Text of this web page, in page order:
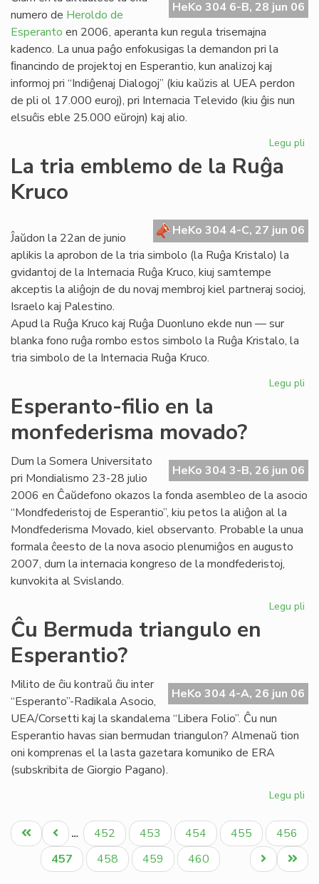
HeKo 304 6-B, 28 jun 06
numero de Heroldo de
Esperanto en 2006, aperanta kun regula trisemajna
kadenco. La unua paĝo enfokusigas la demandon pri la
ﬁnancindo de projektoj en Esperantio, kun analizoj kaj
informoj pri “Indiĝenaj Dialogoj” (kiu kaŭzis al UEA perdon
de pli ol 17.000 euroj), pri Internacia Televido (kiu ĝis nun
elsuĉis eble 25.000 eŭrojn) kaj alio.
Legu pli
La tria emblemo de la Ruĝa
Kruco
HeKo 304 4-C, 27 jun 06
Ĵaŭdon la 22an de junio
aplikis la aprobon de la tria simbolo (la Ruĝa Kristalo) la
gvidantoj de la Internacia Ruĝa Kruco, kiuj samtempe
akceptis la aliĝojn de du novaj membroj kiel partneraj socioj,
Israelo kaj Palestino.
Apud la Ruĝa Kruco kaj Ruĝa Duonluno ekde nun — sur
blanka fono ruĝa rombo estos simbolo la Ruĝa Kristalo, la
tria simbolo de la Internacia Ruĝa Kruco.
Legu pli
la
Esperanto-filio en la
monfederisma movado?
HeKo 304 3-B, 26 jun 06
Dum la Somera Universitato
pri Mondialismo 23-28 julio
2006 en Ĉaŭdefono okazos la fonda asembleo de la asocio
“Mondfederistoj de Esperantio”, kiu petos la aliĝon al la
Mondfederisma Movado, kiel observanto. Probable la unua
formala ĉeesto de la nova asocio plenumiĝos en augusto
2007, dum la internacia kongreso de la mondfederistoj,
kunvokita al Svislando.
Legu pli
Ĉu Bermuda triangulo en
Esperantio?
HeKo 304 4-A, 26 jun 06
Milito de ĉiu kontraŭ ĉiu inter
“Esperanto”-Radikala Asocio,
UEA/Corsetti kaj la skandalema “Libera Folio”. Ĉu nun
Esperantio havas sian bermudan triangulon? Almenaŭ tion
oni komprenas el la lasta gazetara komuniko de ERA
(subskribita de Giorgio Pagano).
Legu pli
en
Pagination
Unua
paĝo
Antaŭa
paĝo
… Paĝo
452 Paĝo
453 Paĝo
454 Paĝo
455 Paĝo
456
Aktuala
paĝo
457 Paĝo
458 Paĝo
459 Paĝo
460
Last
page
Next
page